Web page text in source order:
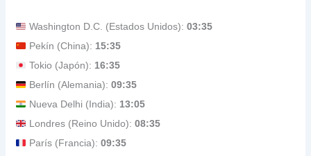
Washington D.C. (Estados Unidos):03:35
Pekín (China): 15:35
Tokio (Japón): 16:35
Berlín (Alemania):09:35
Nueva Delhi (India): 13:05
Londres (Reino Unido):08:35
París (Francia):09:35